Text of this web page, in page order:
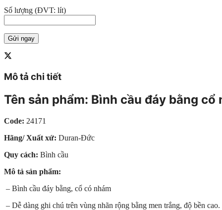
Số lượng (ĐVT: lít)
Mô tả chi tiết
Tên sản phẩm: Bình cầu đáy bằng cổ
Code: 24171
Hãng/ Xuất xứ: Duran-Đức
Quy cách: Bình cầu
Mô tả sản phẩm:
– Bình cầu đáy bằng, cổ có nhám
– Dễ dàng ghi chú trên vùng nhãn rộng bằng men trắng, độ bền cao.